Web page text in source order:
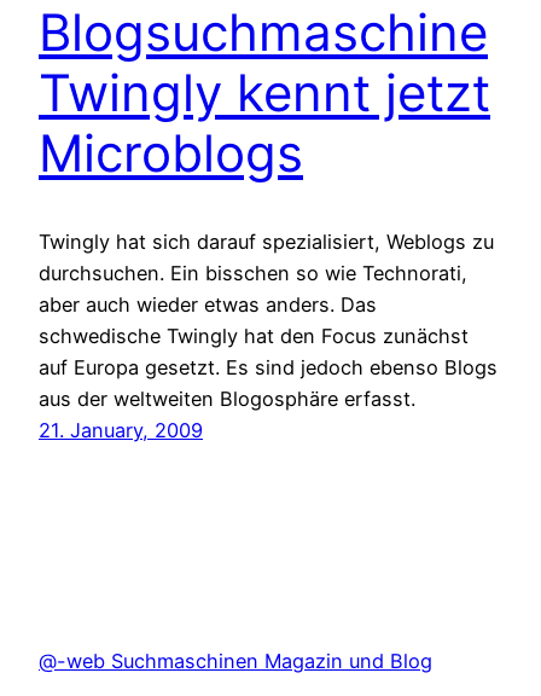
Blogsuchmaschine
Twingly kennt jetzt
Microblogs
Twingly hat sich darauf spezialisiert, Weblogs zu
durchsuchen. Ein bisschen so wie Technorati,
aber auch wieder etwas anders. Das
schwedische Twingly hat den Focus zunächst
auf Europa gesetzt. Es sind jedoch ebenso Blogs
aus der weltweiten Blogosphäre erfasst.
21. January, 2009
@-web Suchmaschinen Magazin und Blog